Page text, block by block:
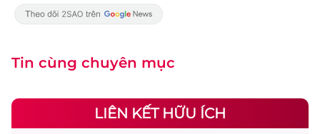
Tin cùng chuyên mục
LIÊN KẾT HỮU ÍCH